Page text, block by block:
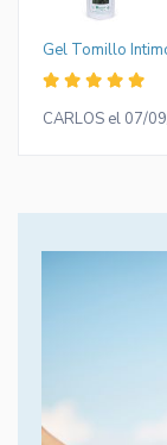
Gel Tomillo
CARLOS el 07/